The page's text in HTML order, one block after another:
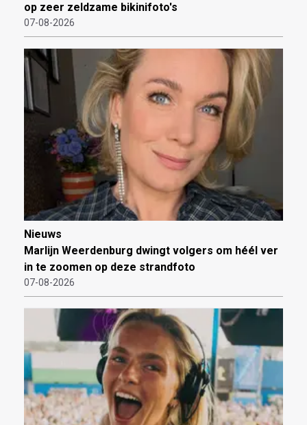
op zeer zeldzame bikinifoto's
07-08-2026
Nieuws
Marlijn Weerdenburg dwingt volgers om héél ver
in te zoomen op deze strandfoto
07-08-2026